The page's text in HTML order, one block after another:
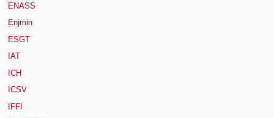
ENASS
Enjmin
ESGT
IAT
ICH
ICSV
IFFI